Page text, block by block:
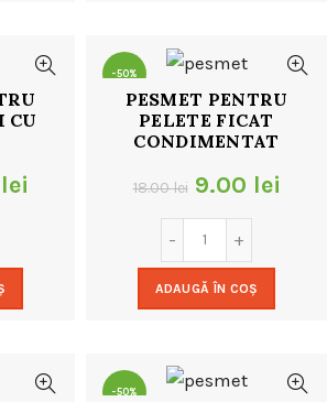
CU
lei
-50%
PESMET PENTRU
PELETE FICAT
CONDIMENTAT
18.00lei Prețul
inițial
a
fost:
9.00 lei
ADAUGĂ ÎN COȘ
-50%